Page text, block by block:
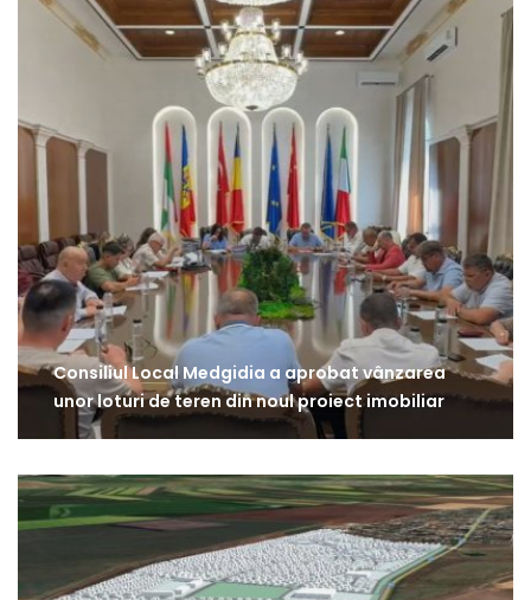
Consiliul Local Medgidia a aprobat vânzarea
unor loturi de teren din noul proiect imobiliar